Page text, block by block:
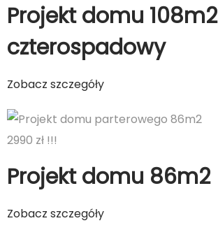
Projekt domu 108m2
czterospadowy
Zobacz szczegóły
2990 zł !!!
Projekt domu 86m2
Zobacz szczegóły